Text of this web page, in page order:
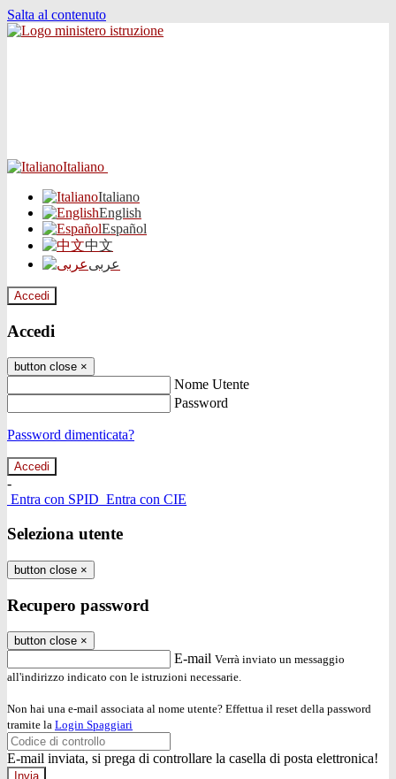
Salta al contenuto
Italiano
Italiano
English
Español
中文
عربى
Accedi
Accedi
button close ×
Nome Utente
Password
Password dimenticata?
-
Entra con SPID Entra con CIE
Seleziona utente
button close ×
Recupero password
button close ×
E-mail Verrà inviato un messaggio
all'indirizzo indicato con le istruzioni necessarie.
Non hai una e-mail associata al nome utente? Effettua il reset della password
tramite la Login Spaggiari
E-mail inviata, si prega di controllare la casella di posta elettronica!